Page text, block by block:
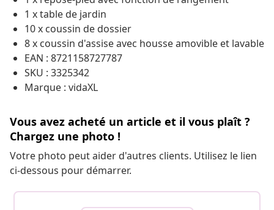
1 x table de jardin
10 x coussin de dossier
8 x coussin d'assise avec housse amovible et lavable
EAN : 8721158727787
SKU : 3325342
Marque : vidaXL
Vous avez acheté un article et il vous plaît ?
Chargez une photo !
Votre photo peut aider d'autres clients. Utilisez le lien
ci-dessous pour démarrer.